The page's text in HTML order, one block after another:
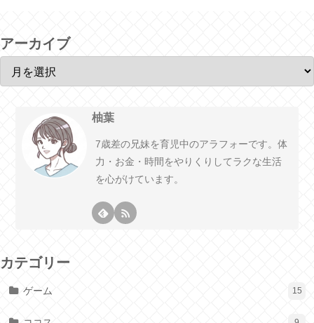
アーカイブ
柚葉
7歳差の兄妹を育児中のアラフォーです。体
力・お金・時間をやりくりしてラクな生活
を心がけています。
カテゴリー
ゲーム 15